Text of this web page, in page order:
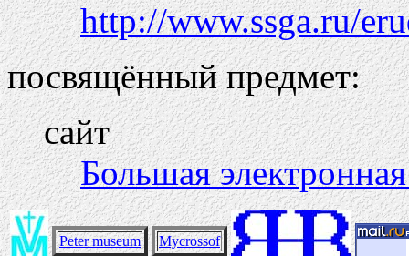
http://www.ssga.ru/
посвящённый предмет:
сайт
Большая
Peter museum Mycrossof